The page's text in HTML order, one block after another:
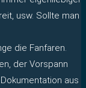
usw. Sollte man
die Fanfaren.
der Vorspann
aus